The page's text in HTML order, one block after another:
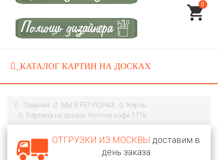
0
Главная МЫ В РЕГИОНАХ
Керчь
Картина на досках Уютное кафе 171k
ОТГРУЗКИ ИЗ МОСКВЫ доставим в
день заказа